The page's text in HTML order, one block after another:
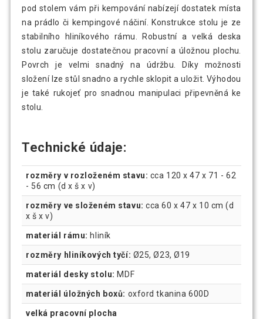
pod stolem vám při kempování nabízejí dostatek místa
na prádlo či kempingové náčiní. Konstrukce stolu je ze
stabilního hliníkového rámu. Robustní a velká deska
stolu zaručuje dostatečnou pracovní a úložnou plochu.
Povrch je velmi snadný na údržbu. Díky možnosti
složení lze stůl snadno a rychle sklopit a uložit. Výhodou
je také rukojeť pro snadnou manipulaci připevněná ke
stolu.
Technické údaje:
rozměry v rozloženém stavu: cca 120 x 47 x 71 - 62
- 56 cm (d x š x v)
rozměry ve složeném stavu: cca 60 x 47 x 10 cm (d
x š x v)
materiál rámu: hliník
rozměry hliníkových tyčí: Ø25, Ø23, Ø19
materiál desky stolu: MDF
materiál úložných boxů: oxford tkanina 600D
velká pracovní plocha